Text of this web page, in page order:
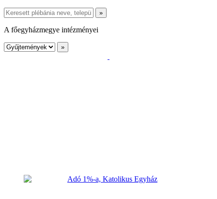
A főegyházmegye intézményei